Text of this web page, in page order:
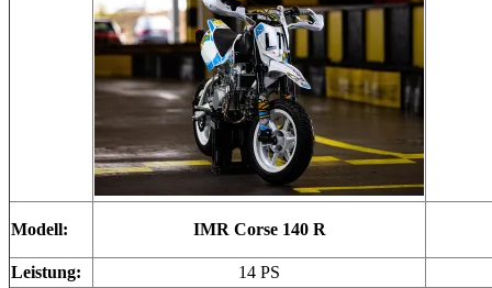
Modell: IMR Corse 140 R
Leistung: 14 PS